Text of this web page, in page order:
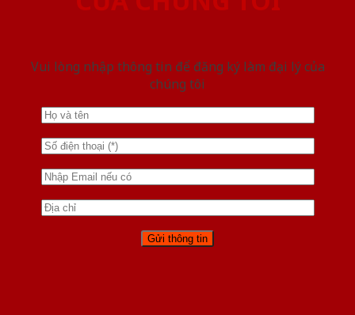
Vui lòng nhập thông tin để đăng ký làm đại lý của
chúng tôi